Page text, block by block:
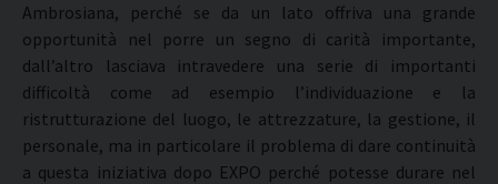
Ambrosiana, perché se da un lato offriva una grande
opportunità nel porre un segno di carità importante,
dall’altro lasciava intravedere una serie di importanti
difficoltà come ad esempio l’individuazione e la
ristrutturazione del luogo, le attrezzature, la gestione, il
personale, ma in particolare il problema di dare continuità
a questa iniziativa dopo EXPO perché potesse durare nel